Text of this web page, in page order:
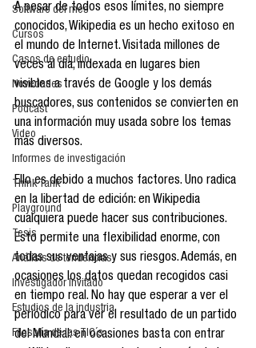
Software del mes
Cursos
Casos de estudio
Novedades
Podcast
Video
Informes de investigación
Think Tank
Playground
Tesis
Análisis de tendencias
Investigador Invitado
Estudios de la industria
Filosofía de las TIC´s
A pesar de todos esos límites, no siempre
conocidos, Wikipedia es un hecho exitoso en
el mundo de Internet. Visitada millones de
veces al día, indexada en lugares bien
visibles a través de Google y los demás
buscadores, sus contenidos se convierten en
una información muy usada sobre los temas
más diversos.
Ello es debido a muchos factores. Uno radica
en la libertad de edición: en Wikipedia
cualquiera puede hacer sus contribuciones.
Esto permite una flexibilidad enorme, con
todas sus ventajas y sus riesgos. Además, en
ocasiones los datos quedan recogidos casi
en tiempo real. No hay que esperar a ver el
periódico para ver el resultado de un partido
del Mundial: en ocasiones basta con entrar